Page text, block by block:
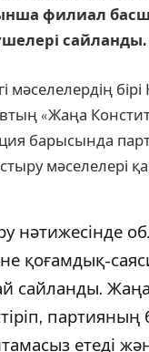
филиал
сайланды.
мәселелердің
«Жаңа
барысында
мәселелері
нәтижесінде
қоғамдық-
сайланды.
етеді